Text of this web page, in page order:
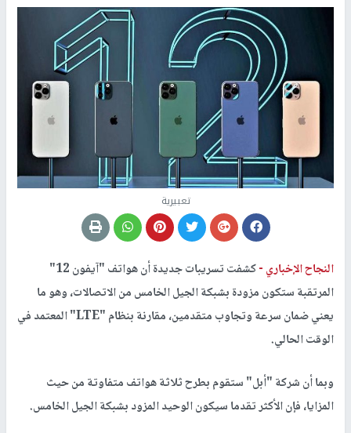
تعبيرية
النجاح الإخباري -
كشفت تسريبات جديدة أن هواتف "آيفون 12"
المرتقبة ستكون مزودة بشبكة الجيل الخامس من الاتصالات، وهو ما
يعني ضمان سرعة وتجاوب متقدمين، مقارنة بنظام "LTE" المعتمد في
الوقت الحالي.
وبما أن شركة "أبل" ستقوم بطرح ثلاثة هواتف متفاوتة من حيث
المزايا، فإن الأكثر تقدما سيكون الوحيد المزود بشبكة الجيل الخامس.